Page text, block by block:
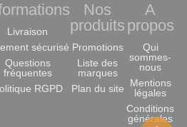
Livraison
sécurisé
Questions
fréquentes
RGPD
Nos
produits
Promotions
Liste des
marques
Plan du site
A
propos
Qui
sommes-
nous
Mentions
légales
Conditions
générales